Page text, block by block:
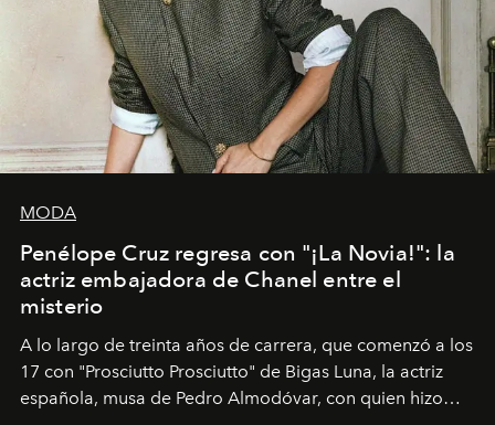
MODA
Penélope Cruz regresa con "¡La Novia!": la
actriz embajadora de Chanel entre el
misterio
A lo largo de treinta años de carrera, que comenzó a los
17 con "Prosciutto Prosciutto" de Bigas Luna, la actriz
española, musa de Pedro Almodóvar, con quien hizo